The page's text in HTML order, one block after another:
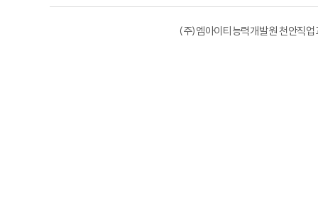
(주)엠아이티능력개발원 천안직업